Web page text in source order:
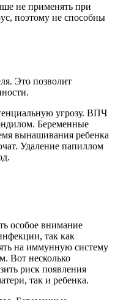
не применять при
поэтому не способны
Это позволит
угрозу. ВПЧ
Беременные
вынашивания ребенка
Удаление папиллом
особое внимание
так как
на иммунную систему
Вот несколько
риск появления
так и ребенка.